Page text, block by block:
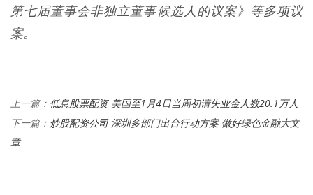
第七届董事会非独立董事候选人的议案》等多项议
案。
上一篇： 低息股票配资 美国至1月4日当周初请失业金人数20.1万人
下一篇： 炒股配资公司 深圳多部门出台行动方案 做好绿色金融大文
章